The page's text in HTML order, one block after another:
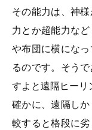
その能力は、神
力とか超能力な
や布団に横にな
るのです。そう
すよと遠隔ヒーリ
確かに、遠隔し
較すると格段に